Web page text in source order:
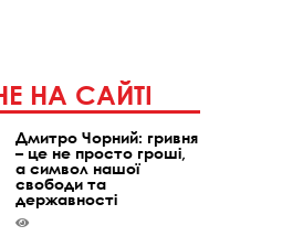
НА САЙТІ
Дмитро Чорний: гривня
– це не просто гроші,
а символ нашої
свободи та
державності